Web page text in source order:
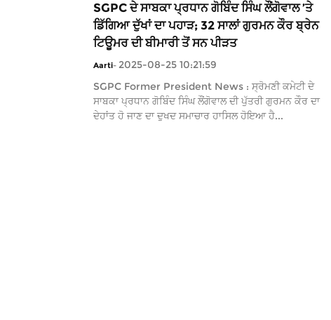
SGPC ਦੇ ਸਾਬਕਾ ਪ੍ਰਧਾਨ ਗੋਬਿੰਦ ਸਿੰਘ ਲੌਂਗੋਵਾਲ ’ਤੇ
ਡਿੱਗਿਆ ਦੁੱਖਾਂ ਦਾ ਪਹਾੜ; 32 ਸਾਲਾਂ ਗੁਰਮਨ ਕੌਰ ਬ੍ਰੇਨ
ਟਿਊਮਰ ਦੀ ਬੀਮਾਰੀ ਤੋਂ ਸਨ ਪੀੜਤ
Aarti- 2025-08-25 10:21:59
SGPC Former President News : ਸ੍ਰੋਮਣੀ ਕਮੇਟੀ ਦੇ
ਸਾਬਕਾ ਪ੍ਰਧਾਨ ਗੋਬਿੰਦ ਸਿੰਘ ਲੌਂਗੋਵਾਲ ਦੀ ਪੁੱਤਰੀ ਗੁਰਮਨ ਕੌਰ ਦਾ
ਦੇਹਾਂਤ ਹੋ ਜਾਣ ਦਾ ਦੁਖਦ ਸਮਾਚਾਰ ਹਾਸਿਲ ਹੋਇਆ ਹੈ...